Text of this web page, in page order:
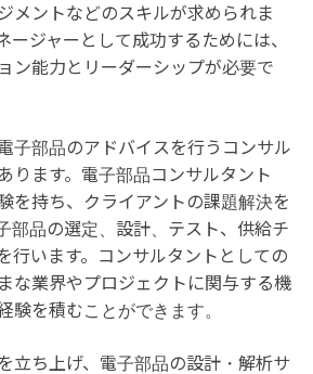
メントなどのスキルが求められま
ージャーとして成功するためには、
ン能力とリーダーシップが必要で
子部品のアドバイスを行うコンサル
ります。電子部品コンサルタント
を持ち、クライアントの課題解決を
部品の選定、設計、テスト、供給チ
行います。コンサルタントとしての
な業界やプロジェクトに関与する機
験を積むことができます。
立ち上げ、電子部品の設計・解析サ